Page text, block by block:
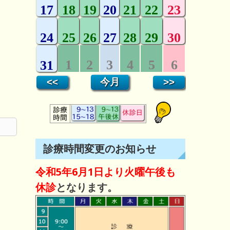
診療時間変更のお知らせ
令和5年6月1日より火曜午後も
休診となります。